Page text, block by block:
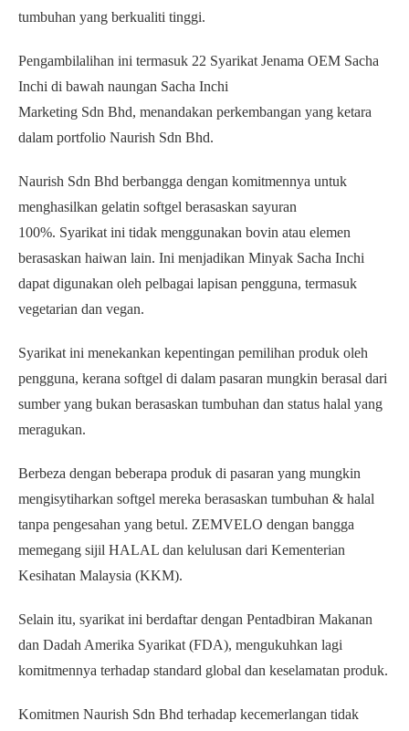
tumbuhan yang berkualiti tinggi.
Pengambilalihan ini termasuk 22 Syarikat Jenama OEM Sacha
Inchi di bawah naungan Sacha Inchi
Marketing Sdn Bhd, menandakan perkembangan yang ketara
dalam portfolio Naurish Sdn Bhd.
Naurish Sdn Bhd berbangga dengan komitmennya untuk
menghasilkan gelatin softgel berasaskan sayuran
100%. Syarikat ini tidak menggunakan bovin atau elemen
berasaskan haiwan lain. Ini menjadikan Minyak Sacha Inchi
dapat digunakan oleh pelbagai lapisan pengguna, termasuk
vegetarian dan vegan.
Syarikat ini menekankan kepentingan pemilihan produk oleh
pengguna, kerana softgel di dalam pasaran mungkin berasal dari
sumber yang bukan berasaskan tumbuhan dan status halal yang
meragukan.
Berbeza dengan beberapa produk di pasaran yang mungkin
mengisytiharkan softgel mereka berasaskan tumbuhan & halal
tanpa pengesahan yang betul. ZEMVELO dengan bangga
memegang sijil HALAL dan kelulusan dari Kementerian
Kesihatan Malaysia (KKM).
Selain itu, syarikat ini berdaftar dengan Pentadbiran Makanan
dan Dadah Amerika Syarikat (FDA), mengukuhkan lagi
komitmennya terhadap standard global dan keselamatan produk.
Komitmen Naurish Sdn Bhd terhadap kecemerlangan tidak